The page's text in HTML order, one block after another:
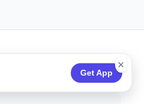
Get App
×